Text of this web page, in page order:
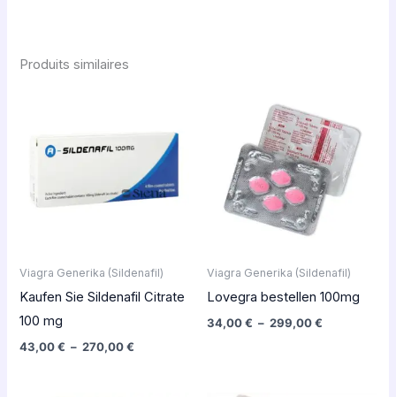
Produits similaires
Viagra Generika (Sildenafil)
Kaufen Sie Sildenafil Citrate
100 mg
43,00€ – 270,00€
43,00 €
à
270,00 €
Viagra Generika (Sildenafil)
Lovegra bestellen 100mg
34,00€ – 299,00€
prix :
34,00 €
à
299,00 €